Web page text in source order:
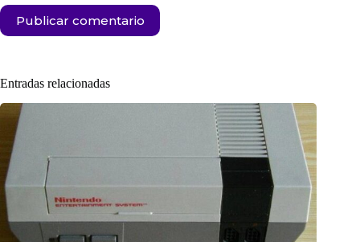
Publicar comentario
Entradas relacionadas